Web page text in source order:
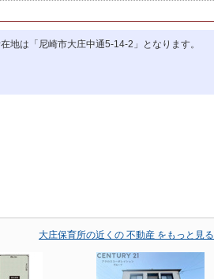
地は「尼崎市大庄中通5-14-2」となります。
大庄保育所の近くの 不動産 をもっと見る